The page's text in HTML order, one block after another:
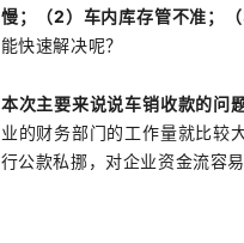
慢；（2）车内库存管不准；
能快速解决呢？
本次主要来说说车销收款的问
业的财务部门的工作量就比较
行公款私挪，对企业资金流容易